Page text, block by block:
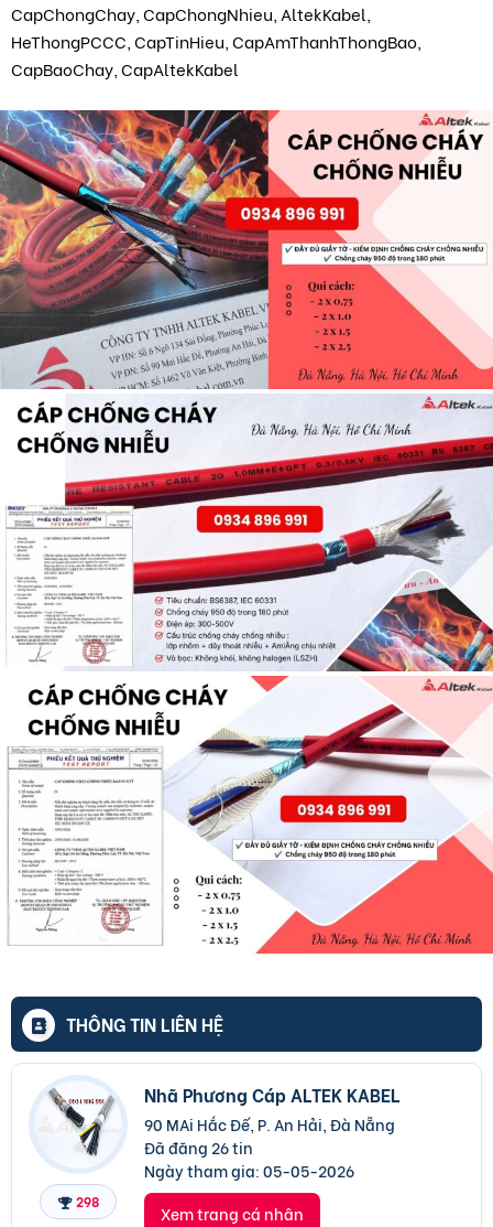
CapChongChay, CapChongNhieu, AltekKabel,
HeThongPCCC, CapTinHieu, CapAmThanhThongBao,
CapBaoChay, CapAltekKabel
THÔNG TIN LIÊN HỆ
298
Nhã Phương Cáp ALTEK KABEL
90 MAi Hắc Đế, P. An Hải, Đà Nẵng
Đã đăng 26 tin
Ngày tham gia:05-05-2026
Xem trang cá nhân